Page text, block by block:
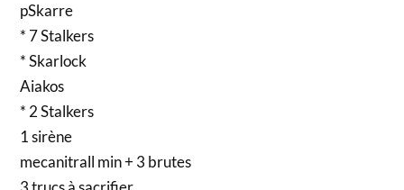
pSkarre
* 7 Stalkers
* Skarlock
Aiakos
* 2 Stalkers
1 sirène
mecanitrall min + 3 brutes